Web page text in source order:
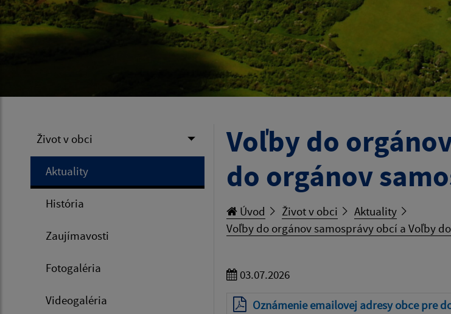
Život v obci
Aktuality
História
Zaujímavosti
Fotogaléria
Videogaléria
Voľby do
do orgánov
Úvod Život v obci
Aktuality
Voľby do orgánov samosprávy obcí a Voľby
03.07.2026
Oznámenie emailovej adresy obce pre